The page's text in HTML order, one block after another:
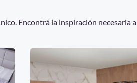
Encontrá la inspiración necesaria a